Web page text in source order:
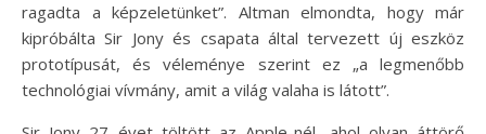
ragadta a képzeletünket”. Altman elmondta, hogy már
kipróbálta Sir Jony és csapata által tervezett új eszköz
prototípusát, és véleménye szerint ez „a legmenőbb
technológiai vívmány, amit a világ valaha is látott”.